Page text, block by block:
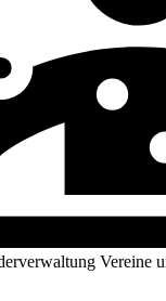
Vereine